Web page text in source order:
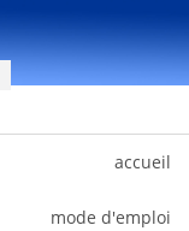
accueil
mode d'emploi